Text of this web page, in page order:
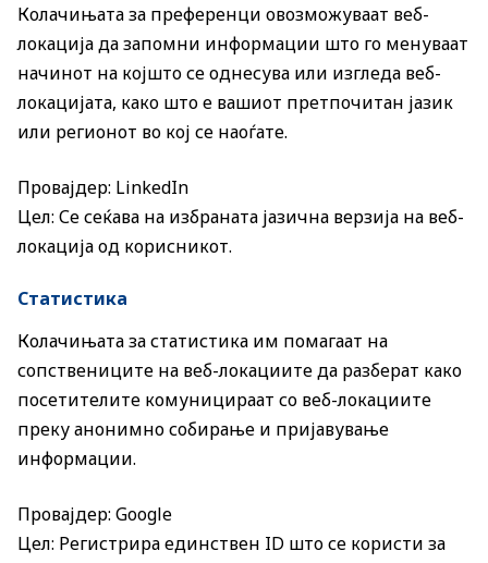
Колачињата за преференци овозможуваат веб-
локација да запомни информации што го менуваат
начинот на којшто се однесува или изгледа веб-
локацијата, како што е вашиот претпочитан јазик
или регионот во кој се наоѓате.
Провајдер: LinkedIn
Цел: Се сеќава на избраната јазична верзија на веб-
локација од корисникот.
Статистика
Колачињата за статистика им помагаат на
сопствениците на веб-локациите да разберат како
посетителите комуницираат со веб-локациите
преку анонимно собирање и пријавување
информации.
Провајдер: Google
Цел: Регистрира единствен ID што се користи за